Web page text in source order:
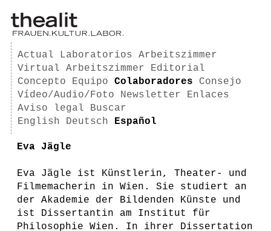
Actual Laboratorios
Arbeitszimmer
Virtual Arbeitszimmer
Editorial
Concepto
Equipo Colaboradores
Consejo
Vídeo/Audio/Foto
Newsletter
Enlaces
Aviso legal
Buscar
English
Deutsch Español
Eva Jägle
Eva Jägle ist Künstlerin, Theater- und
Filmemacherin in Wien. Sie studiert an
der Akademie der Bildenden Künste und
ist Dissertantin am Institut für
Philosophie Wien. In ihrer Dissertation